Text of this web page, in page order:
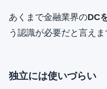
あくまで金融業界のDC
う認識が必要だと言えま
独立には使いづらい